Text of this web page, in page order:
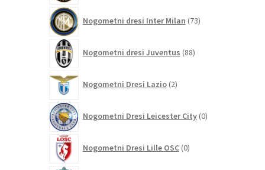
Nogometni dresi Inter Milan 73izdelkov
Nogometni dresi Juventus 88izdelkov
Nogometni Dresi Lazio 2izdelka
Nogometni Dresi Leicester City 0izdelkov
Nogometni Dresi Lille OSC 0izdelkov